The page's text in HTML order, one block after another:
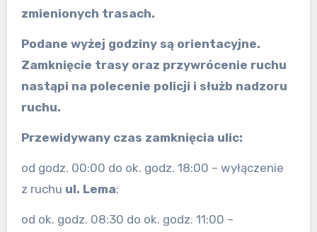
zmienionych trasach.
Podane wyżej godziny są orientacyjne.
Zamknięcie trasy oraz przywrócenie ruchu
nastąpi na polecenie policji i służb nadzoru
ruchu.
Przewidywany czas zamknięcia ulic:
od godz. 00:00 do ok. godz. 18:00 – wyłączenie
z ruchu ul. Lema;
od ok. godz. 08:30 do ok. godz. 11:00 –